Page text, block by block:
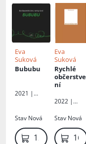
Eva
Suková
Bububu
2021 |
Stav Nová
129 Kč
Eva
Suková
Rychlé
občerstve
ní
2022 |
s r.o.
Stav Nová